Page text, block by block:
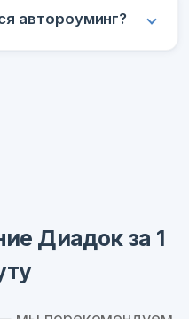
автороуминг?
Диадок за 1